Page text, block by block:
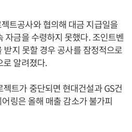
트공사와 협의해 대금 지급일을
자금을 수령하지 못했다. 조인트벤
받지 못할 경우 공사를 잠정적으로
로 알려졌다.
트가 중단되면 현대건설과 GS건
링은 올해 매출 감소가 불가피